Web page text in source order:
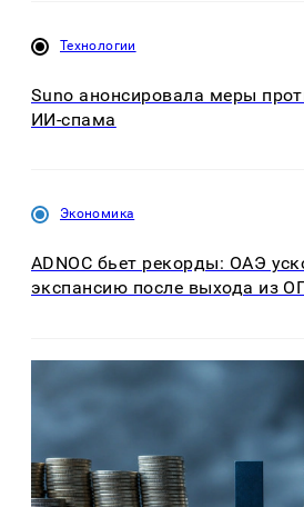
Технологии
Suno анонсировала меры
ИИ-спама
Экономика
ADNOC бьет рекорды: ОАЭ
экспансию после выхода из